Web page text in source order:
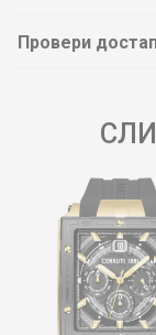
Провери